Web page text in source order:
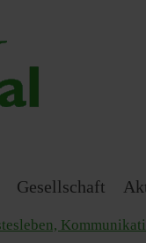
Gesellschaft